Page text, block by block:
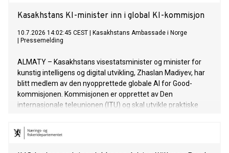
Kasakhstans KI-minister inn i global KI-kommisjon
10.7.2026 14:02:45 CEST
Kasakhstans Ambassade i Norge
Pressemelding
ALMATY – Kasakhstans visestatsminister og minister for
kunstig intelligens og digital utvikling, Zhaslan Madiyev, har
blitt medlem av den nyopprettede globale AI for Good-
kommisjonen. Kommisjonen er opprettet av Den
internasjonale teleunionen (ITU) og skal utvikle praktiske